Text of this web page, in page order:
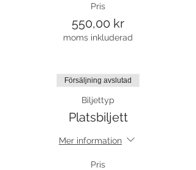
Pris
550,00 kr
moms inkluderad
Försäljning avslutad
Biljettyp
Platsbiljett
Mer information
Pris